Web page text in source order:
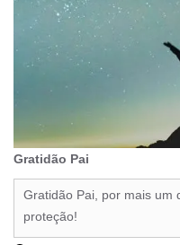
Gratidão Pai
Gratidão Pai, por mais um
proteção!